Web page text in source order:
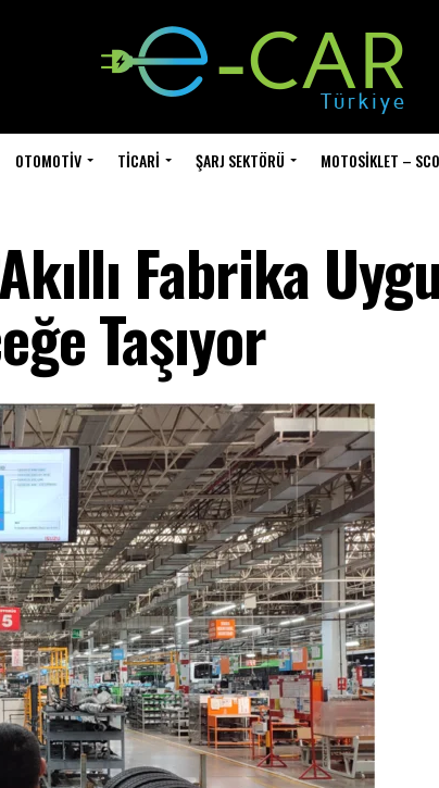
OTOMOTIV TICARI ŞARJ SEKTÖRÜ MOTOSIKLET –
Fabrika
Taşıyor